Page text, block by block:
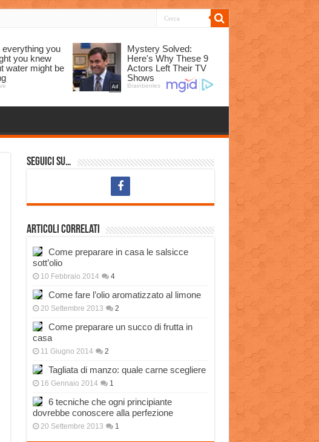
Seguici su…
Articoli correlati
Come preparare in casa le salsicce
sott’olio
10 Febbraio 2014 4
Come fare l’olio aromatizzato al limone
20 Settembre 2013 2
Come preparare un succo di frutta in
casa
11 Giugno 2014 2
Tagliata di manzo: quale carne scegliere
16 Gennaio 2014 1
6 tecniche che ogni principiante
dovrebbe conoscere alla perfezione
20 Settembre 2013 1